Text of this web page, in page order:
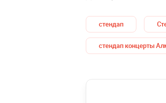
стендап
стендап концерты